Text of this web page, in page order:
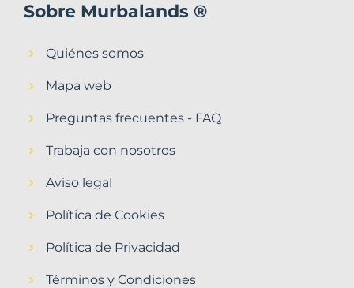
Sobre Murbalands ®
Quiénes somos
Mapa web
Preguntas frecuentes - FAQ
Trabaja con nosotros
Aviso legal
Política de Cookies
Política de Privacidad
Términos y Condiciones